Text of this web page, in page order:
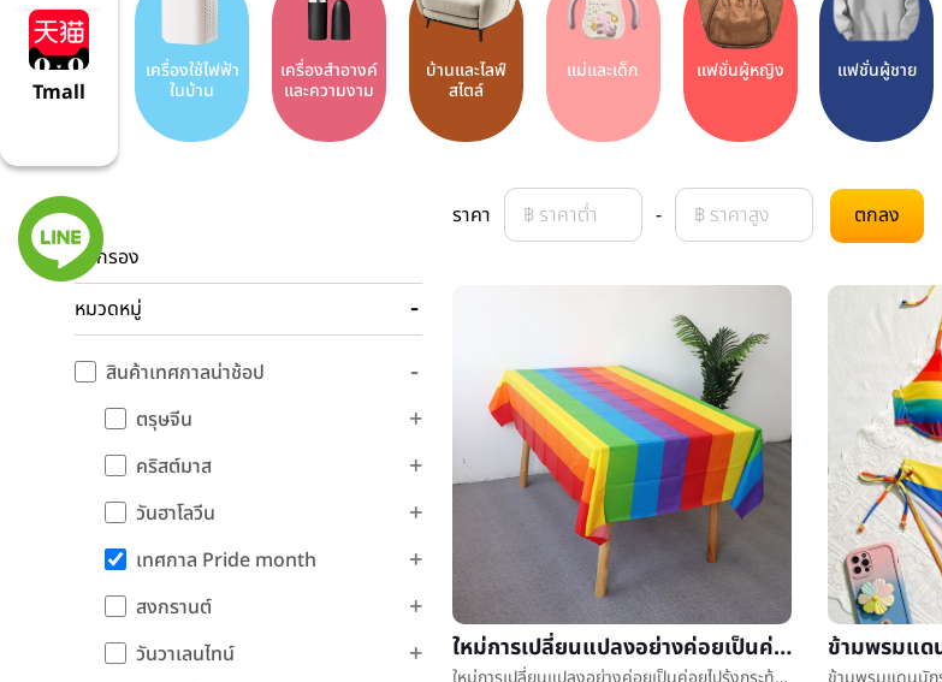
Tmall
เครื่องใช้ไฟฟ้า
ในบ้าน
เครื่องสำอางค์
และความงาม
บ้านและไลฟ์
สไตล์
แม่และเด็ก แฟชั่นผู้หญิง แฟชั่นผู้ชาย
ตัวกรอง
หมวดหมู่
สินค้าเทศกาลน่าช้อป
ตรุษจีน
คริสต์มาส
วันฮาโลวีน
เทศกาล Pride month
สงกรานต์
วันวาเลนไทน์
ราคา - ตกลง
ใหม่การเปลี่ยนแปลงอย่างค่อยเป็นค่อยไปรุ้งกระทู้ผ้าปูโต๊ะสีชมพูสาววันคล้ายวันเกิดงานเลี้ยงเฉลิมฉลองครั้งหนึ่งเพศพลาสติกpeผ้าปูโต๊ะบทความ